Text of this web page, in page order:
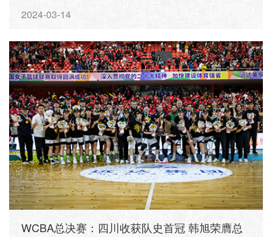
标：冠军！
2024-03-14
WCBA总决赛：四川收获队史首冠 韩旭荣膺总